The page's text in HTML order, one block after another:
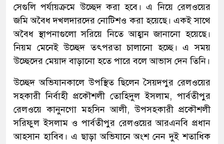
সেগুলি পর্যায়ক্রমে উচ্ছেদ করা হবে। এ নিয়ে রেলওয়ের
জমি অবৈধ দখলদারদের নোটিশও করা হয়েছে। একই সাথে
অবৈধ স্থাপনাগুলো সরিয়ে নিতে আহ্বান জানানো হয়েছে।
নিয়ম মেনেই উচ্ছেদ তৎপরতা চালানো হচ্ছে। এ সময়
উচ্ছেদের মেয়াদ বাড়ানো হতে পারে বলে আভাস দেন তিনি।
উচ্ছেদ অভিযানকালে উপস্থিত ছিলেন সৈয়দপুর রেলওয়ের
সহকারী নির্বাহী প্রকৌশলী তোহিদুল ইসলাম, পার্বতীপুর
রেলওয়ে কানুনগো মহসিন আলী, উপসহকারী প্রকৌশলী
সরিফুল ইসলাম ও পার্বতীপুর রেলওয়ের আরএনবি প্রধান
আহসান হাবিব। এ ছাড়া অভিযানে অংশ নেন দুই শতাধিক